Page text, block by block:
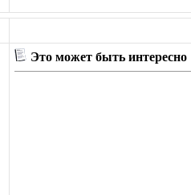
Это может быть интересно